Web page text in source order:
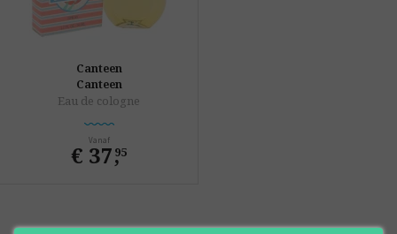
Canteen
Canteen
Eau de cologne
Vanaf
€ 37,
95